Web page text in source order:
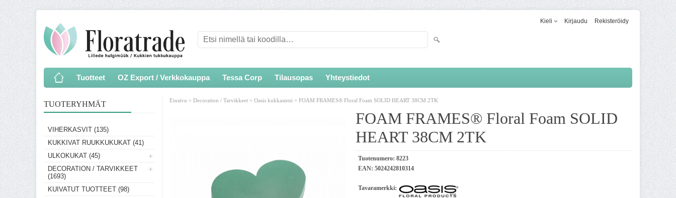
Kieli Kirjaudu Rekisteröidy
Tuotteet OZ Export / Verkkokauppa Tessa Corp Tilausopas Yhteystiedot
TUOTERYHMÄT
VIHERKASVIT (135)
KUKKIVAT RUUKKUKUKAT (41)
ULKOKUKAT (45)
DECORATION / TARVIKKEET
(1693)
KUIVATUT TUOTTEET (98)
Etusivu » Decoration / Tarvikkeet » Oasis kukkasieni » FOAM FRAMES® Floral Foam SOLID HEART 38CM 2TK
FOAM FRAMES® Floral Foam SOLID
HEART 38CM 2TK
Tuotenumero: 8223
EAN: 5024242810314
Tavaramerkki: